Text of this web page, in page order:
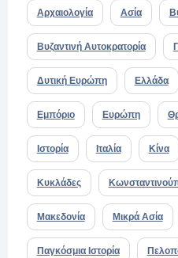
Αρχαιολογία Ασία
Βυζαντινή Αυτοκρατορία
Δυτική Ευρώπη Ελλάδα
Εμπόριο Ευρώπη
Ιστορία Ιταλία Κίνα
Κυκλάδες
Μακεδονία Μικρά Ασία
Παγκόσμια Ιστορία